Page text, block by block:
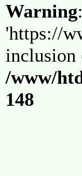
Warning
'https://
inclusion
/www/
148